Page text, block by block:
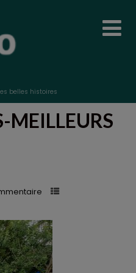
belles histoires
MEILLEURS